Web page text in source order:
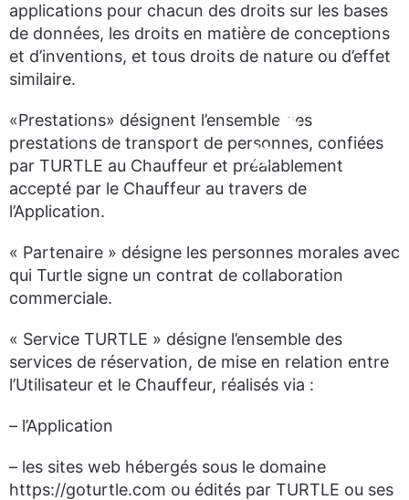
applications pour chacun des droits sur les bases
de données, les droits en matière de conceptions
et d’inventions, et tous droits de nature ou d’effet
similaire.
«Prestations» désignent l’ensemble des
prestations de transport de personnes, confiées
par TURTLE au Chauffeur et préalablement
accepté par le Chauffeur au travers de
l’Application.
« Partenaire » désigne les personnes morales avec
qui Turtle signe un contrat de collaboration
commerciale.
« Service TURTLE » désigne l’ensemble des
services de réservation, de mise en relation entre
l’Utilisateur et le Chauffeur, réalisés via :
– l’Application
– les sites web hébergés sous le domaine
https://goturtle.com ou édités par TURTLE ou ses